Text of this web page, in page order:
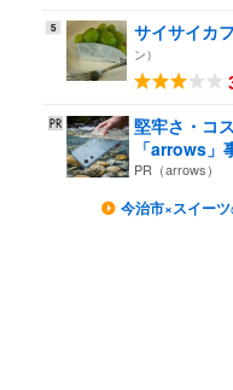
5 サイサイカ
ン）
堅牢さ・コ
「arrows」
PR（arrows）
今治市×スイーツ